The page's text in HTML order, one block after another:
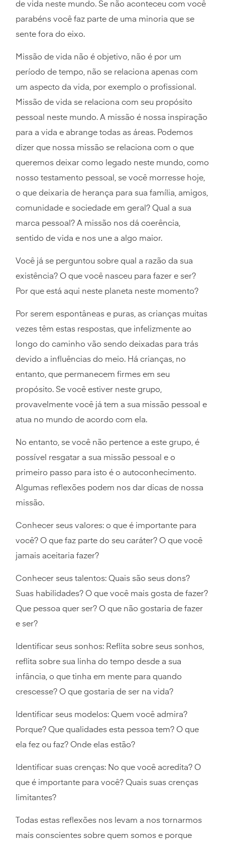
de vida neste mundo. Se não aconteceu com você
parabéns você faz parte de uma minoria que se
sente fora do eixo.
Missão de vida não é objetivo, não é por um
período de tempo, não se relaciona apenas com
um aspecto da vida, por exemplo o profissional.
Missão de vida se relaciona com seu propósito
pessoal neste mundo. A missão é nossa inspiração
para a vida e abrange todas as áreas. Podemos
dizer que nossa missão se relaciona com o que
queremos deixar como legado neste mundo, como
nosso testamento pessoal, se você morresse hoje,
o que deixaria de herança para sua família, amigos,
comunidade e sociedade em geral? Qual a sua
marca pessoal? A missão nos dá coerência,
sentido de vida e nos une a algo maior.
Você já se perguntou sobre qual a razão da sua
existência? O que você nasceu para fazer e ser?
Por que está aqui neste planeta neste momento?
Por serem espontâneas e puras, as crianças muitas
vezes têm estas respostas, que infelizmente ao
longo do caminho vão sendo deixadas para trás
devido a influências do meio. Há crianças, no
entanto, que permanecem firmes em seu
propósito. Se você estiver neste grupo,
provavelmente você já tem a sua missão pessoal e
atua no mundo de acordo com ela.
No entanto, se você não pertence a este grupo, é
possível resgatar a sua missão pessoal e o
primeiro passo para isto é o autoconhecimento.
Algumas reflexões podem nos dar dicas de nossa
missão.
Conhecer seus valores: o que é importante para
você? O que faz parte do seu caráter? O que você
jamais aceitaria fazer?
Conhecer seus talentos: Quais são seus dons?
Suas habilidades? O que você mais gosta de fazer?
Que pessoa quer ser? O que não gostaria de fazer
e ser?
Identificar seus sonhos: Reflita sobre seus sonhos,
reflita sobre sua linha do tempo desde a sua
infância, o que tinha em mente para quando
crescesse? O que gostaria de ser na vida?
Identificar seus modelos: Quem você admira?
Porque? Que qualidades esta pessoa tem? O que
ela fez ou faz? Onde elas estão?
Identificar suas crenças: No que você acredita? O
que é importante para você? Quais suas crenças
limitantes?
Todas estas reflexões nos levam a nos tornarmos
mais conscientes sobre quem somos e porque